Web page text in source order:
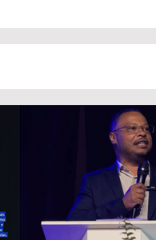
é condenado a 30 anos
esposa doente a
em GO